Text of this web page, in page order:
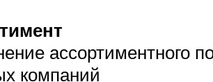
ассортиментного
компаний